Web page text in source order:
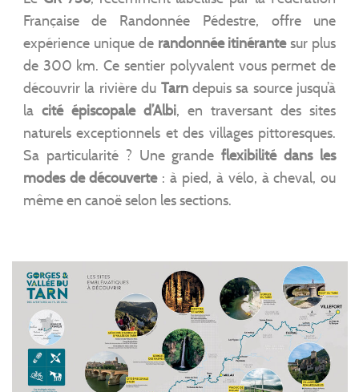
Française de Randonnée Pédestre, offre une
expérience unique de randonnée itinérantesur plus
de 300 km. Ce sentier polyvalent vous permet de
découvrir la rivière du Tarndepuis sa source jusqu’à
la cité épiscopale d’Albi, en traversant des sites
naturels exceptionnels et des villages pittoresques.
Sa particularité ? Une grandeflexibilité dans les
modes de découverte: à pied, à vélo, à cheval, ou
même en canoë selon les sections.